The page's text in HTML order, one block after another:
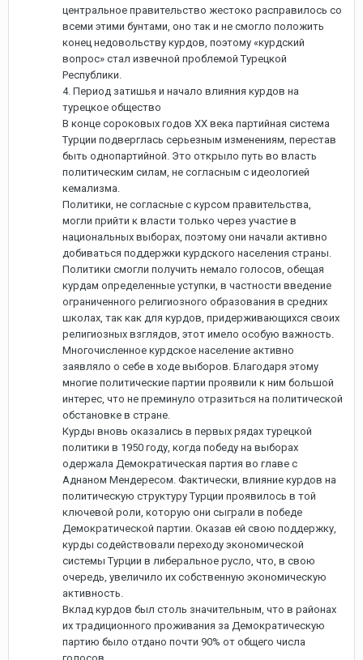
центральное правительство жестоко расправилось со
всеми этими бунтами, оно так и не смогло положить
конец недовольству курдов, поэтому «курдский
вопрос» стал извечной проблемой Турецкой
Республики.
4. Период затишья и начало влияния курдов на
турецкое общество
В конце сороковых годов ХХ века партийная система
Турции подверглась серьезным изменениям, перестав
быть однопартийной. Это открыло путь во власть
политическим силам, не согласным с идеологией
кемализма.
Политики, не согласные с курсом правительства,
могли прийти к власти только через участие в
национальных выборах, поэтому они начали активно
добиваться поддержки курдского населения страны.
Политики смогли получить немало голосов, обещая
курдам определенные уступки, в частности введение
ограниченного религиозного образования в средних
школах, так как для курдов, придерживающихся своих
религиозных взглядов, этот имело особую важность.
Многочисленное курдское население активно
заявляло о себе в ходе выборов. Благодаря этому
многие политические партии проявили к ним большой
интерес, что не преминуло отразиться на политической
обстановке в стране.
Курды вновь оказались в первых рядах турецкой
политики в 1950 году, когда победу на выборах
одержала Демократическая партия во главе с
Аднаном Мендересом. Фактически, влияние курдов на
политическую структуру Турции проявилось в той
ключевой роли, которую они сыграли в победе
Демократической партии. Оказав ей свою поддержку,
курды содействовали переходу экономической
системы Турции в либеральное русло, что, в свою
очередь, увеличило их собственную экономическую
активность.
Вклад курдов был столь значительным, что в районах
их традиционного проживания за Демократическую
партию было отдано почти 90% от общего числа